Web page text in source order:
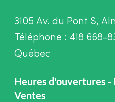
3105 Av. du Pont S,
Téléphone : 418 668-
Québec
Heures d'ouvertures
Ventes